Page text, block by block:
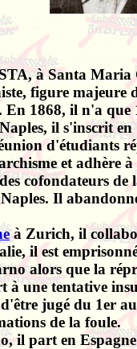
à Santa Maria
figure majeure
1868, il n'a
il s'inscrit
d'étudiants
et adhère à
cofondateurs
Il
à Zurich, il
il est
alors que la
à une tentative
jugé du 1er
de la foule.
il part en